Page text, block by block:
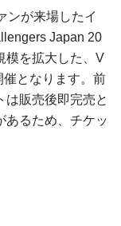
ンが来場したイ
Japan 20
模を拡大した、V
となります。前
は販売後即完売と
あるため、チケッ